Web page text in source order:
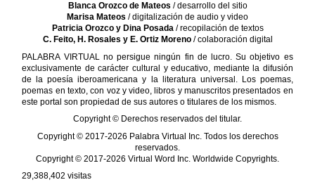
Blanca Orozco de Mateos / desarrollo del sitio
Marisa Mateos / digitalización de audio y video
Patricia Orozco y Dina Posada/ recopilación de textos
C. Feito, H. Rosales y E. Ortiz Moreno/ colaboración digital
PALABRA VIRTUAL no persigue ningún fin de lucro. Su objetivo es
exclusivamente de carácter cultural y educativo, mediante la difusión
de la poesía iberoamericana y la literatura universal. Los poemas,
poemas en texto, con voz y video, libros y manuscritos presentados en
este portal son propiedad de sus autores o titulares de los mismos.
Copyright © Derechos reservados del titular.
Copyright © 2017-2026 Palabra Virtual Inc. Todos los derechos
reservados.
Copyright © 2017-2026 Virtual Word Inc. Worldwide Copyrights.
29,388,402 visitas